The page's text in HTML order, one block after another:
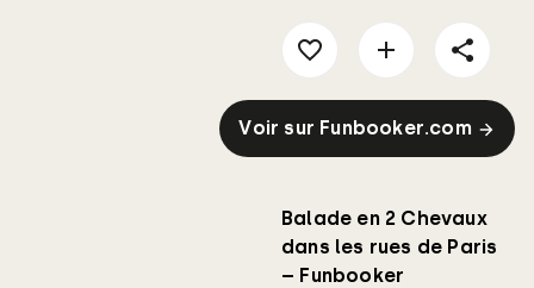
Voir sur Funbooker.com
Balade en 2 Chevaux
dans les rues de Paris
– Funbooker